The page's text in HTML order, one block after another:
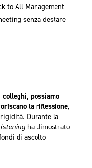
to All Management
senza destare
colleghi, possiamo
la riflessione,
Durante la
ha dimostrato
di ascolto